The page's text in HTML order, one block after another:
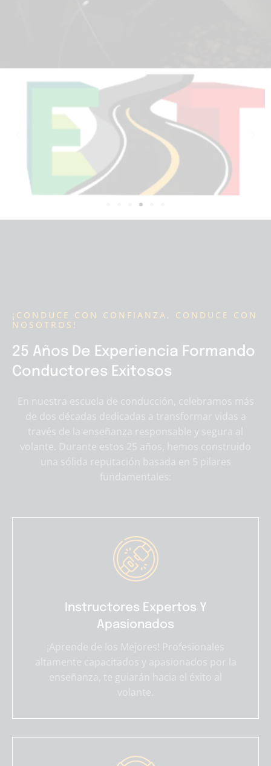
¡CONDUCE CON CONFIANZA, CONDUCE CON
NOSOTROS!
25 Años De Experiencia Formando
Conductores Exitosos
En nuestra escuela de conducción, celebramos más
de dos décadas dedicadas a transformar vidas a
través de la enseñanza responsable y segura al
volante. Durante estos 25 años, hemos construido
una sólida reputación basada en 5 pilares
fundamentales:
Instructores Expertos Y
Apasionados
¡Aprende de los Mejores! Profesionales
altamente capacitados y apasionados por la
enseñanza, te guiarán hacia el éxito al
volante.